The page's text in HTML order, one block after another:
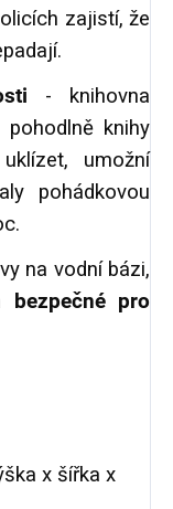
zajistí, že
- knihovna
knihy
umožní
pohádkovou
na vodní bázi,
bezpečné pro
x šířka x